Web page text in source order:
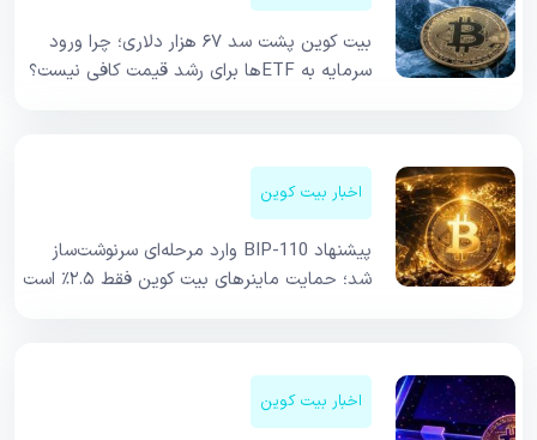
بیت کوین پشت سد ۶۷ هزار دلاری؛ چرا ورود
سرمایه به ETFها برای رشد قیمت کافی نیست؟
اخبار بیت کوین
پیشنهاد BIP-110 وارد مرحله‌ای سرنوشت‌ساز
شد؛ حمایت ماینرهای بیت کوین فقط ۲.۵٪ است
اخبار بیت کوین